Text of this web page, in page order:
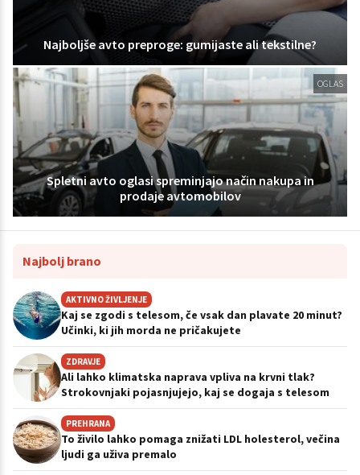
Najboljše avto preproge: gumijaste ali tekstilne?
OGLAS
Spletni avto oglasi spreminjajo način nakupa in
prodaje avtomobilov
Najbolj brano
AKTIVNO ŽIVLJENJE
Kaj se zgodi s telesom, če vsak dan plavate 20 minut?
Učinki, ki jih morda ne pričakujete
ZDRAVJE
Ali lahko klimatska naprava vpliva na krvni tlak?
Strokovnjaki pojasnjujejo, kaj se dogaja s telesom
PREHRANA
To živilo lahko pomaga znižati LDL holesterol, večina
ljudi ga uživa premalo